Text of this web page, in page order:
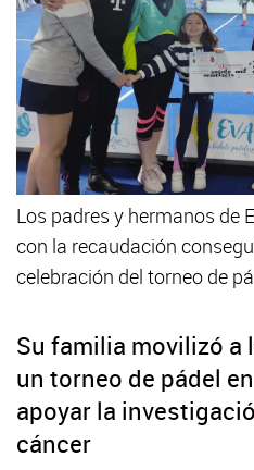
Los padres y hermanos de
con la recaudación
celebración del torneo de
Su familia movilizó a
un torneo de pádel
apoyar la
cáncer